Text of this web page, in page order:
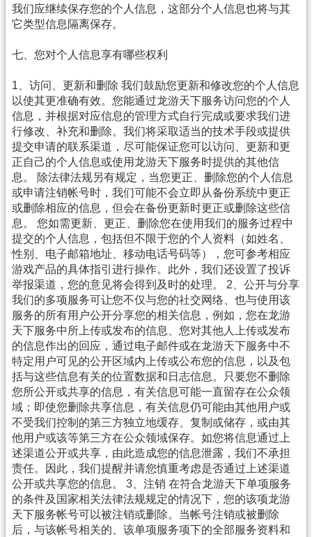
我们应继续保存您的个人信息，这部分个人信息也将与其
它类型信息隔离保存。
七、您对个人信息享有哪些权利
1、访问、更新和删除 我们鼓励您更新和修改您的个人信息
以使其更准确有效。您能通过龙游天下服务访问您的个人
信息，并根据对应信息的管理方式自行完成或要求我们进
行修改、补充和删除。我们将采取适当的技术手段或提供
提交申请的联系渠道，尽可能保证您可以访问、更新和更
正自己的个人信息或使用龙游天下服务时提供的其他信
息。 除法律法规另有规定，当您更正、删除您的个人信息
或申请注销帐号时，我们可能不会立即从备份系统中更正
或删除相应的信息，但会在备份更新时更正或删除这些信
息。 您如需更新、更正、删除您在使用我们的服务过程中
提交的个人信息，包括但不限于您的个人资料（如姓名、
性别、电子邮箱地址、移动电话号码等），您可参考相应
游戏产品的具体指引进行操作。此外，我们还设置了投诉
举报渠道，您的意见将会得到及时的处理。 2、公开与分享
我们的多项服务可让您不仅与您的社交网络、也与使用该
服务的所有用户公开分享您的相关信息，例如，您在龙游
天下服务中所上传或发布的信息、您对其他人上传或发布
的信息作出的回应，通过电子邮件或在龙游天下服务中不
特定用户可见的公开区域内上传或公布您的信息，以及包
括与这些信息有关的位置数据和日志信息。只要您不删除
您所公开或共享的信息，有关信息可能一直留存在公众领
域；即使您删除共享信息，有关信息仍可能由其他用户或
不受我们控制的第三方独立地缓存、复制或储存，或由其
他用户或该等第三方在公众领域保存。如您将信息通过上
述渠道公开或共享，由此造成您的信息泄露，我们不承担
责任。因此，我们提醒并请您慎重考虑是否通过上述渠道
公开或共享您的信息。 3、注销 在符合龙游天下单项服务
的条件及国家相关法律法规规定的情况下，您的该项龙游
天下服务帐号可以被注销或删除。当帐号注销或被删除
后，与该帐号相关的、该单项服务项下的全部服务资料和